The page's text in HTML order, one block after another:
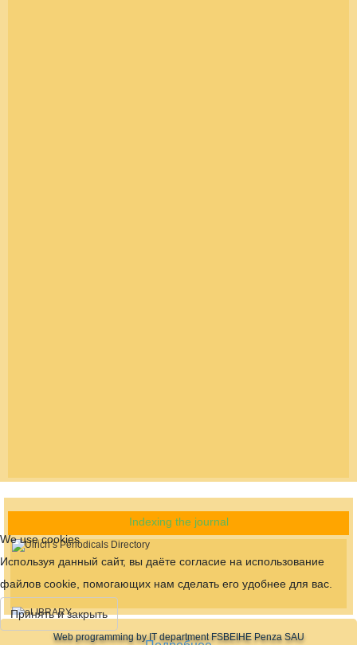
Indexing the journal
Web programming by IT department FSBEIHE Penza SAU
We use cookies
Используя данный сайт, вы даёте согласие на использование
файлов cookie, помогающих нам сделать его удобнее для вас.
Принять и закрыть